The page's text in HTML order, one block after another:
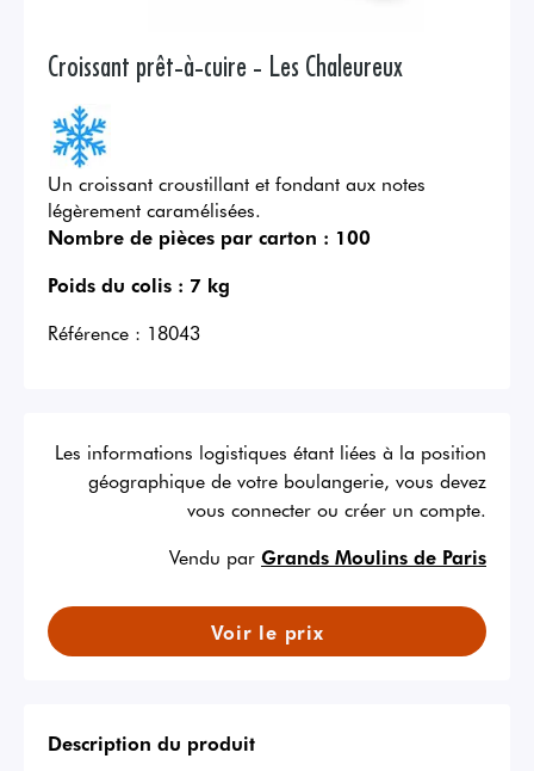
Croissant prêt-à-cuire - Les Chaleureux
Un croissant croustillant et fondant aux notes
légèrement caramélisées.
Nombre de pièces par carton : 100
Poids du colis : 7 kg
Référence : 18043
Les informations logistiques étant liées à la position
géographique de votre boulangerie, vous devez
vous connecter ou créer un compte.
Vendu par Grands Moulins de Paris
Voir le prix
Description du produit